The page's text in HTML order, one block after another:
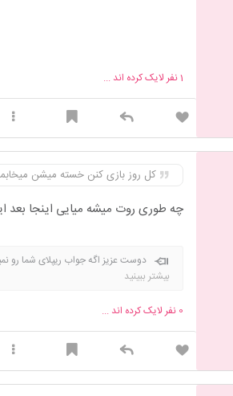
1نفر لایک کرده اند ...
کل روز بازی کنن خسته میشن میخابممن
چه طوری روت میشه میایی اینجا بعد
دوست عزیز اگه جواب ریپلای شما رو
بنده این اجازه رو میده 🌹🌹🌹🌹بیشتر ببینید
0 نفر لایک کرده اند ...